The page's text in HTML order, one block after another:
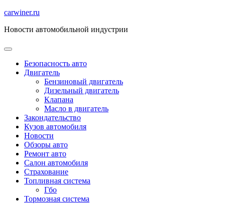
Перейти
содержимому
carwiner.ru
Новости автомобильной индустрии
Безопасность авто
Двигатель
Бензиновый двигатель
Дизельный двигатель
Клапана
Масло в двигатель
Закондательство
Кузов автомобиля
Новости
Обзоры авто
Ремонт авто
Салон автомобиля
Страхование
Топливная система
Гбо
Тормозная система